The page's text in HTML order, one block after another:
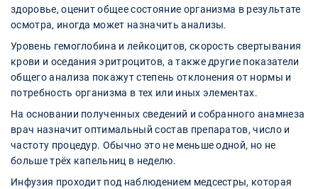
здоровье, оценит общее состояние организма в результате
осмотра, иногда может назначить анализы.
Уровень гемоглобина и лейкоцитов, скорость свертывания
крови и оседания эритроцитов, а также другие показатели
общего анализа покажут степень отклонения от нормы и
потребность организма в тех или иных элементах.
На основании полученных сведений и собранного анамнеза
врач назначит оптимальный состав препаратов, число и
частоту процедур. Обычно это не меньше одной, но не
больше трёх капельниц в неделю.
Инфузия проходит под наблюдением медсестры, которая